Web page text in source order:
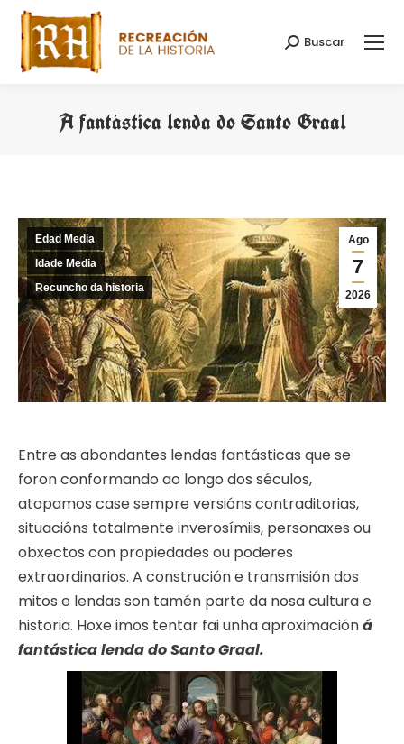
Search:
Buscar
A fantástica lenda do Santo Graal
Ago
7
2026
Edad Media
Idade Media
Recuncho da historia
Entre as abondantes lendas fantásticas que se
foron conformando ao longo dos séculos,
atopamos case sempre versións contraditorias,
situacións totalmente inverosímiis, personaxes ou
obxectos con propiedades ou poderes
extraordinarios. A construción e transmisión dos
mitos e lendas son tamén parte da nosa cultura e
historia. Hoxe imos tentar fai unha aproximacióná
fantástica lenda do Santo Graal.